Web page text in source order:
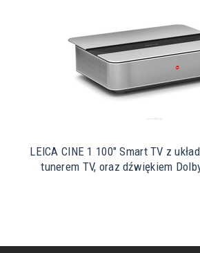
LEICA CINE 1 100" Smart TV z
tunerem TV, oraz dźwiękiem